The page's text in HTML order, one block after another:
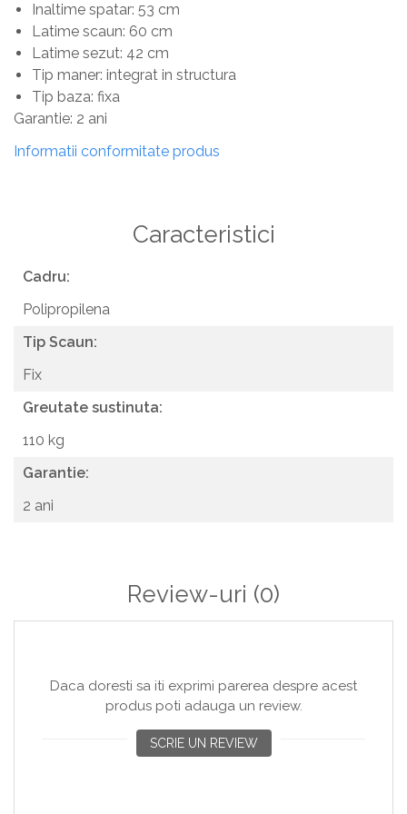
Inaltime spatar: 53 cm
Latime scaun: 60 cm
Latime sezut: 42 cm
Tip maner: integrat in structura
Tip baza: fixa
Garantie: 2 ani
Informatii conformitate produs
Caracteristici
Cadru:
Polipropilena
Tip Scaun:
Fix
Greutate sustinuta:
110 kg
Garantie:
2 ani
Review-uri (0)
Daca doresti sa iti exprimi parerea despre acest
produs poti adauga un review.
SCRIE UN REVIEW